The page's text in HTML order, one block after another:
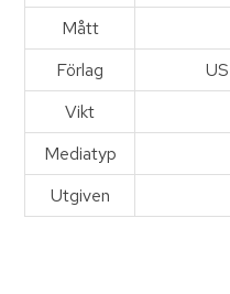
Mått
Förlag
Vikt
Mediatyp
Utgiven